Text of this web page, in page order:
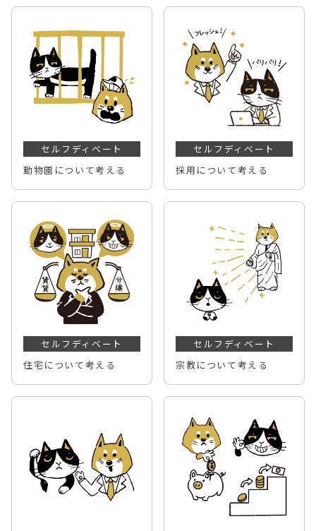
セルフディベート
動物園について考える
セルフディベート
採用について考える
セルフディベート
住宅について考える
セルフディベート
宗教について考える